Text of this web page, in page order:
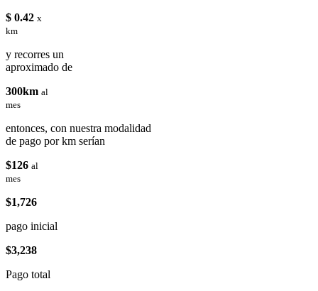
$ 0.42 x
km
y recorres un
aproximado de
300km al
mes
entonces, con nuestra modalidad
de pago por km serían
$126 al
mes
$1,726
pago inicial
$3,238
Pago total